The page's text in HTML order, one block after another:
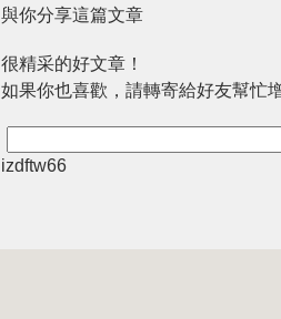
與你分享這篇文章
很精采的好文章！
如果你也喜歡，請轉寄給好友幫忙
izdftw66